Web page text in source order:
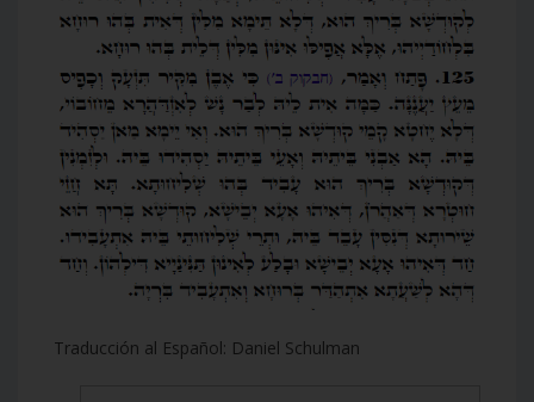
Traducción al Español: Daniel Schulman